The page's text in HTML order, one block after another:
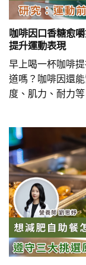
咖啡因口香糖愈
提升運動表現
早上喝一杯咖啡
道嗎？咖啡因還
度、肌力、耐力等